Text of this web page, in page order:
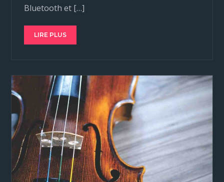
Bluetooth et […]
LIRE PLUS